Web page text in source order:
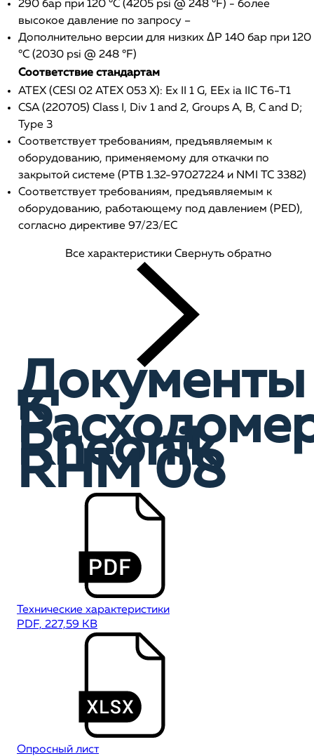
290 бар при 120 °C (4205 psi @ 248 °F) - более
высокое давление по запросу –
Дополнительно версии для низких ΔP 140 бар при 120
°C (2030 psi @ 248 °F)
Соответствие стандартам
ATEX (CESI 02 ATEX 053 X): Ex II 1 G, EEx ia IIС Т6-Т1
CSA (220705) Class I, Div 1 and 2, Groups А, В, С and D;
Type 3
Соответствует требованиям, предъявляемым к
оборудованию, применяемому для откачки по
закрытой системе (PTB 1.32-97027224 и NMI TC 3382)
Соответствует требованиям, предъявляемым к
оборудованию, работающему под давлением (PED),
согласно директиве 97/23/EC
Все характеристики Свернуть обратно
Документы
к
Rheonik
RHM 08
Технические характеристики
PDF, 227,59 KB
Опросный лист